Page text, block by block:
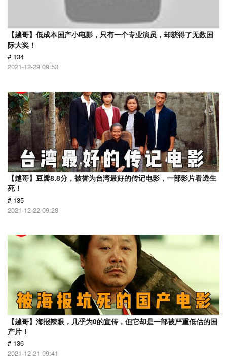
【越哥】低成本国产小电影，只有一个专业演员，却获得了无数国
际大奖！
# 134
2021-12-29 09:53
【越哥】豆瓣8.8分，被誉为台湾最好的传记电影，一部影片看透生
死！
# 135
2021-12-22 09:28
【越哥】海报辣眼，几乎为0的宣传，但它却是一部被严重低估的国
产片！
# 136
2021-12-21 09:41